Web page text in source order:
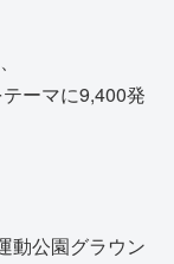
ーマに9,400発
動公園グラウン